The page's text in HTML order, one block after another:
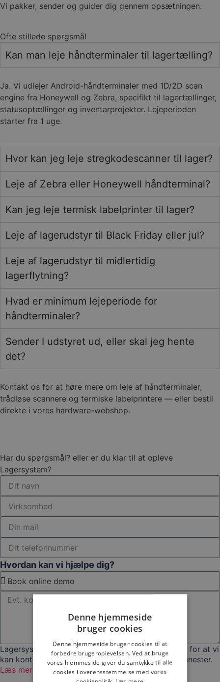
Vi pakker, sender og guider dig gennem opsætningen.
Ofte stillede spørgsmål
Kan man leje håndterminaler til lagertælling?
Ja. Vi udlejer Android-håndterminaler med 1D/2D scan
engine fra Honeywell og Zebra, specifikt til lagertællinger,
statusoptællinger og inventarprojekter. Lejeperioden
starter fra 1 uge.
Hvor kan jeg leje stregkodescanner til lager?
Leje af Zebra eller Honeywell håndterminal?
Kan jeg leje termisk labelprinter til lager?
Leje af lagerudstyr til Black Friday eller jul?
Leje af lagerudstyr til midlertidig
lagerflytning?
Hvad er minimum lejeperiode for
håndterminaler?
Sender I udstyret ud, eller skal jeg hente
det?
Kontakt os for at høre mere om leje af håndterminaler,
trådløse scannere og termiske labelprintere — eller bestil
direkte i vores hardware-webshop.
Har du spørgsmål? eller er du klar til at opleve
Lagersystem?
Hvordan kan vi hjælpe dig?
Lagersystem har brug for dine kontaktoplysninger for at vi
kan kontakte dig angående vores produkter og tjenester.
Læs mere om vores Persondatapolitik
Denne hjemmeside
bruger cookies
Denne hjemmeside bruger cookies til at
forbedre brugeroplevelsen. Ved at bruge
vores hjemmeside giver du samtykke til alle
cookies i overensstemmelse med vores